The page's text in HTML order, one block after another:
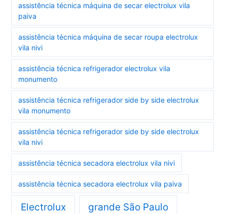
assistência técnica máquina de secar electrolux vila
paiva
assistência técnica máquina de secar roupa electrolux
vila nivi
assistência técnica refrigerador electrolux vila
monumento
assistência técnica refrigerador side by side electrolux
vila monumento
assistência técnica refrigerador side by side electrolux
vila nivi
assistência técnica secadora electrolux vila nivi
assistência técnica secadora electrolux vila paiva
Electrolux grande São Paulo